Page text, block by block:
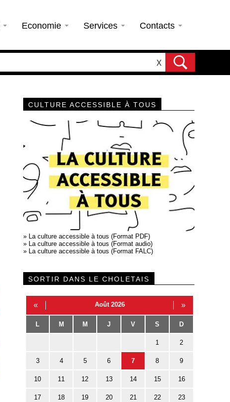
Economie Services Contacts
X
CULTURE ACCESSIBLE À TOUS
» La culture accessible à tous (Format PDF)
» La culture accessible à tous (Format audio)
» La culture accessible à tous (Format FALC)
SORTIR DANS LE CHOLETAIS
« Août 2026 »
L M M J V S D
1 2
3 4 5 6 7 8 9
10 11 12 13 14 15 16
17 18 19 20 21 22 23